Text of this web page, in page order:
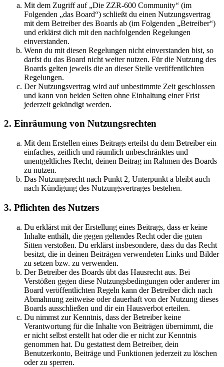
Mit dem Zugriff auf „Die ZZR-600 Community“ (im
Folgenden „das Board“) schließt du einen Nutzungsvertrag
mit dem Betreiber des Boards ab (im Folgenden „Betreiber“)
und erklärst dich mit den nachfolgenden Regelungen
einverstanden.
Wenn du mit diesen Regelungen nicht einverstanden bist, so
darfst du das Board nicht weiter nutzen. Für die Nutzung des
Boards gelten jeweils die an dieser Stelle veröffentlichten
Regelungen.
Der Nutzungsvertrag wird auf unbestimmte Zeit geschlossen
und kann von beiden Seiten ohne Einhaltung einer Frist
jederzeit gekündigt werden.
2. Einräumung von Nutzungsrechten
Mit dem Erstellen eines Beitrags erteilst du dem Betreiber ein
einfaches, zeitlich und räumlich unbeschränktes und
unentgeltliches Recht, deinen Beitrag im Rahmen des Boards
zu nutzen.
Das Nutzungsrecht nach Punkt 2, Unterpunkt a bleibt auch
nach Kündigung des Nutzungsvertrages bestehen.
3. Pflichten des Nutzers
Du erklärst mit der Erstellung eines Beitrags, dass er keine
Inhalte enthält, die gegen geltendes Recht oder die guten
Sitten verstoßen. Du erklärst insbesondere, dass du das Recht
besitzt, die in deinen Beiträgen verwendeten Links und Bilder
zu setzen bzw. zu verwenden.
Der Betreiber des Boards übt das Hausrecht aus. Bei
Verstößen gegen diese Nutzungsbedingungen oder anderer im
Board veröffentlichten Regeln kann der Betreiber dich nach
Abmahnung zeitweise oder dauerhaft von der Nutzung dieses
Boards ausschließen und dir ein Hausverbot erteilen.
Du nimmst zur Kenntnis, dass der Betreiber keine
Verantwortung für die Inhalte von Beiträgen übernimmt, die
er nicht selbst erstellt hat oder die er nicht zur Kenntnis
genommen hat. Du gestattest dem Betreiber, dein
Benutzerkonto, Beiträge und Funktionen jederzeit zu löschen
oder zu sperren.